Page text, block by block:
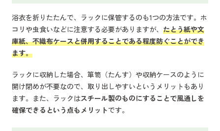
浴衣を折りたたんで、ラックに保管するのも1つの方法です。ホ
コリや虫食いなどに注意する必要がありますが、 たとう紙や文
庫紙、不織布ケースと併用することである程度防ぐことができ
ます。
ラックに収納した場合、箪笥（たんす）や収納ケースのように
開け閉めが不要なので、取り出しやすいというメリットもあり
ます。また、ラックはスチール製のものにすることで風通しを
確保できるという点もメリットです。